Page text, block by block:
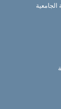
الجامعية